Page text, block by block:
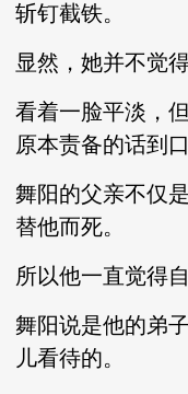
斩钉截铁。
显然，她并不觉
看着一脸平淡，
原本责备的话到
舞阳的父亲不仅
替他而死。
所以他一直觉得
舞阳说是他的弟
儿看待的。